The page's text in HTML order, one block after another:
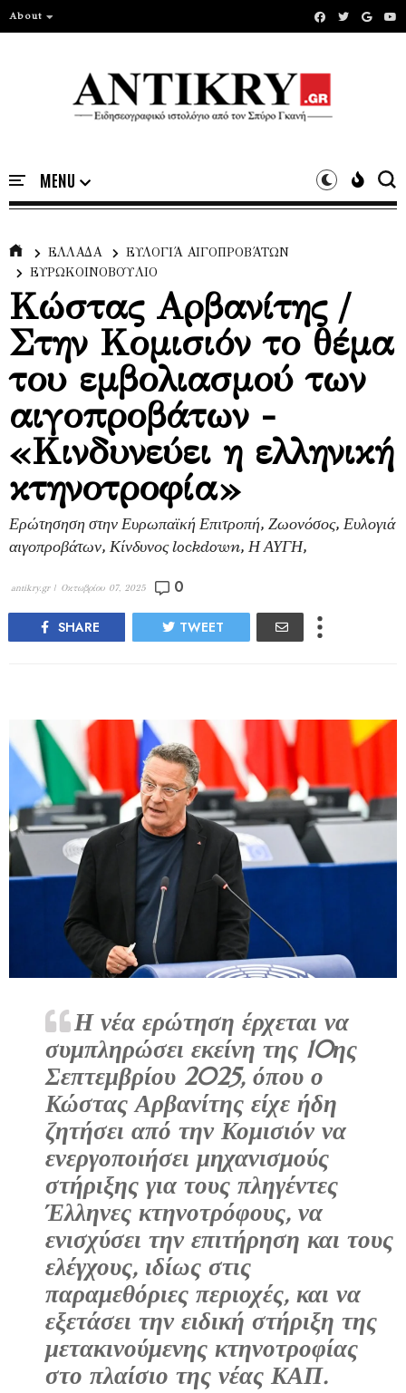
About
ΕΛΛΑΔΑ
ΕΥΛΟΓΙΆ ΑΙΓΟΠΡΟΒΆΤΩΝ
ΕΥΡΩΚΟΙΝΟΒΟΎΛΙΟ
Κώστας Αρβανίτης /
Στην Κομισιόν το θέμα
του εμβολιασμού των
αιγοπροβάτων -
«Κινδυνεύει η ελληνική
κτηνοτροφία»
Ερώτησηση στην Ευρωπαϊκή Επιτροπή, Ζωονόσος, Ευλογιά
αιγοπροβάτων, Κίνδυνος lockdown, Η ΑΥΓΗ,
antikry.gr | Οκτωβρίου 07, 2025 0
SHARE TWEET
Η νέα ερώτηση έρχεται να
συμπληρώσει εκείνη της 10ης
Σεπτεμβρίου 2025, όπου ο
Κώστας Αρβανίτης είχε ήδη
ζητήσει από την Κομισιόν να
ενεργοποιήσει μηχανισμούς
στήριξης για τους πληγέντες
Έλληνες κτηνοτρόφους, να
ενισχύσει την επιτήρηση και τους
ελέγχους, ιδίως στις
παραμεθόριες περιοχές, και να
εξετάσει την ειδική στήριξη της
μετακινούμενης κτηνοτροφίας
στο πλαίσιο της νέας ΚΑΠ.